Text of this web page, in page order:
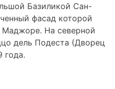
Базиликой Сан-
фасад которой
На северной
дель Подеста (Дворец
года.